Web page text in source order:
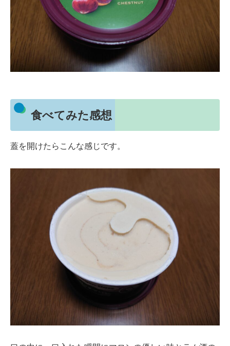
食べてみた感想
蓋を開けたらこんな感じです。